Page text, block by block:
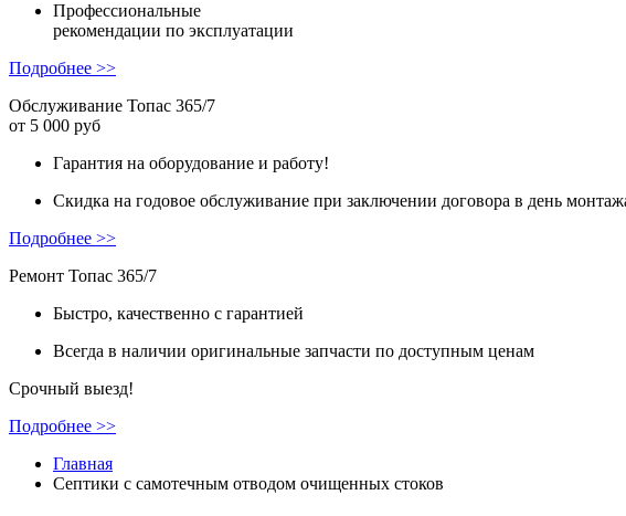
Профессиональные
рекомендации по эксплуатации
Подробнее >>
Обслуживание Топас 365/7
от 5 000 руб
Гарантия на оборудование и работу!
Скидка на годовое обслуживание при заключении договора в день
Подробнее >>
Ремонт Топас 365/7
Быстро, качественно с гарантией
Всегда в наличии оригинальные запчасти по доступным ценам
Срочный выезд!
Подробнее >>
Главная
Септики с самотечным отводом очищенных стоков